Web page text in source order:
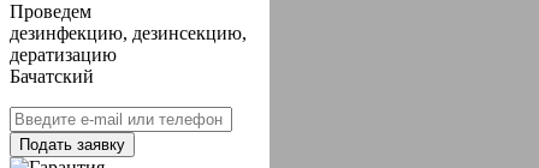
Проведем
дезинфекцию, дезинсекцию,
дератизацию
Бачатский
Подать заявку